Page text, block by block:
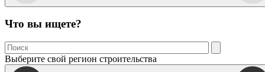
Что вы ищете?
Выберите свой регион строительства